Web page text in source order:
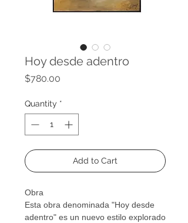
Hoy desde adentro
$780.00
Quantity *
Add to Cart
Obra
Esta obra denominada "Hoy desde
adentro" es un nuevo estilo explorado